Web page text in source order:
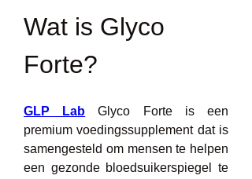
Wat is Glyco
Forte?
GLP Lab Glyco Forte is een
premium voedingssupplement dat is
samengesteld om mensen te helpen
een gezonde bloedsuikerspiegel te